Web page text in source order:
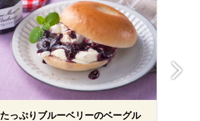
たっぷりブルーベリーのベーグル